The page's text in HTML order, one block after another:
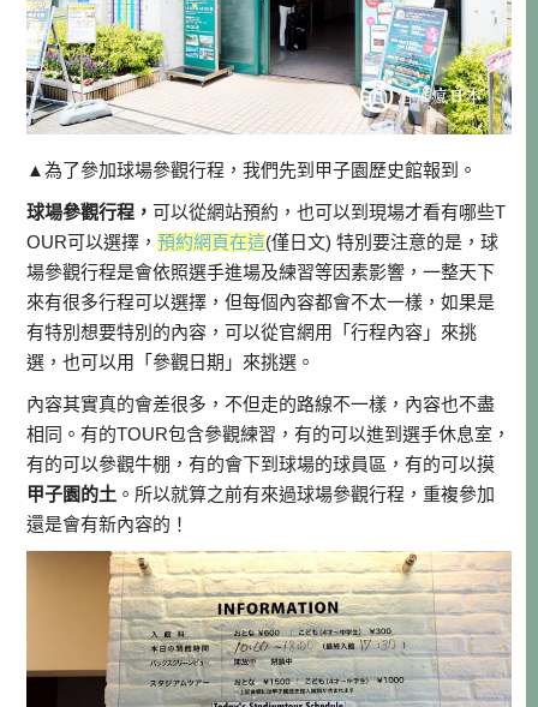
▲為了參加球場參觀行程，我們先到甲子園歷史館報到。
球場參觀行程，可以從網站預約，也可以到現場才看有哪些T
OUR可以選擇，預約網頁在這(僅日文) 特別要注意的是，球
場參觀行程是會依照選手進場及練習等因素影響，一整天下
來有很多行程可以選擇，但每個內容都會不太一樣，如果是
有特別想要特別的內容，可以從官網用「行程內容」來挑
選，也可以用「參觀日期」來挑選。
內容其實真的會差很多，不但走的路線不一樣，內容也不盡
相同。有的TOUR包含參觀練習，有的可以進到選手休息室，
有的可以參觀牛棚，有的會下到球場的球員區，有的可以摸
甲子園的土 。所以就算之前有來過球場參觀行程，重複參加
還是會有新內容的！